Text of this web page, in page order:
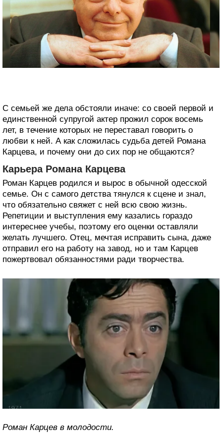
С семьей же дела обстояли иначе: со своей первой и
единственной супругой актер прожил сорок восемь
лет, в течение которых не переставал говорить о
любви к ней. А как сложилась судьба детей Романа
Карцева, и почему они до сих пор не общаются?
Карьера Романа Карцева
Роман Карцев родился и вырос в обычной одесской
семье. Он с самого детства тянулся к сцене и знал,
что обязательно свяжет с ней всю свою жизнь.
Репетиции и выступления ему казались гораздо
интереснее учебы, поэтому его оценки оставляли
желать лучшего. Отец, мечтая исправить сына, даже
отправил его на работу на завод, но и там Карцев
пожертвовал обязанностями ради творчества.
Роман Карцев в молодости.